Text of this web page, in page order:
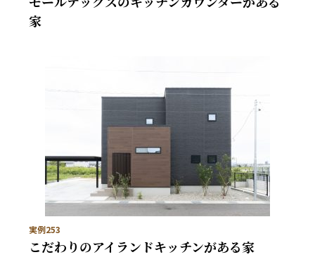
家
実例253
こだわりのアイランドキッチンがある家